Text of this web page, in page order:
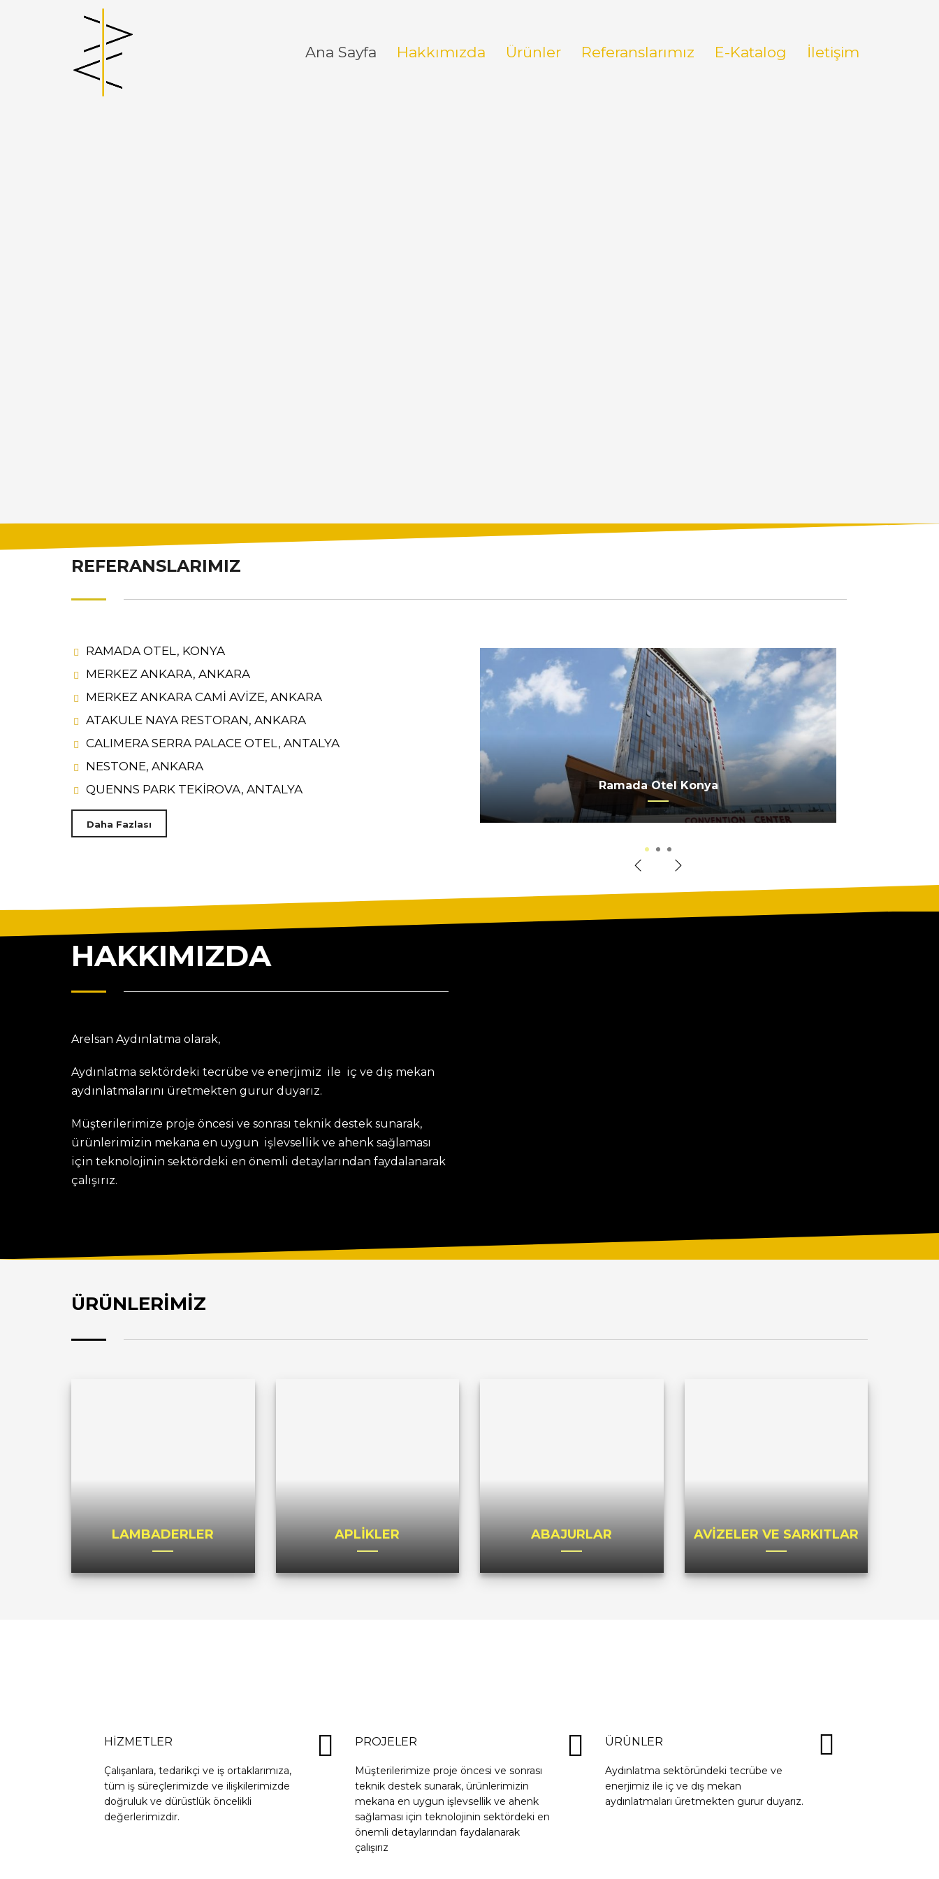
Ana Sayfa Hakkımızda Ürünler Referanslarımız E-Katalog İletişim
REFERANSLARIMIZ
RAMADA OTEL, KONYA
MERKEZ ANKARA, ANKARA
MERKEZ ANKARA CAMİ AVİZE, ANKARA
ATAKULE NAYA RESTORAN, ANKARA
CALIMERA SERRA PALACE OTEL, ANTALYA
NESTONE, ANKARA
QUENNS PARK TEKİROVA, ANTALYA
Daha Fazlası
Ramada Otel Konya
Merkez Ankara
CALIMERA SERRA PALACE OTEL
1 2
HAKKIMIZDA
Arelsan Aydınlatma olarak,
Aydınlatma sektördeki tecrübe ve enerjimiz ile iç ve dış mekan
aydınlatmalarını üretmekten gurur duyarız.
Müşterilerimize proje öncesi ve sonrası teknik destek sunarak,
ürünlerimizin mekana en uygun işlevsellik ve ahenk sağlaması
için teknolojinin sektördeki en önemli detaylarından faydalanarak
çalışırız.
ÜRÜNLERİMİZ
LAMBADERLER APLİKLER ABAJURLAR AVİZELER VE SARKITLAR
HİZMETLER
Çalışanlara, tedarikçi ve iş ortaklarımıza,
tüm iş süreçlerimizde ve ilişkilerimizde
doğruluk ve dürüstlük öncelikli
değerlerimizdir.
PROJELER
Müşterilerimize proje öncesi ve sonrası
teknik destek sunarak, ürünlerimizin
mekana en uygun işlevsellik ve ahenk
sağlaması için teknolojinin sektördeki en
önemli detaylarından faydalanarak
çalışırız
ÜRÜNLER
Aydınlatma sektöründeki tecrübe ve
enerjimiz ile iç ve dış mekan
aydınlatmaları üretmekten gurur duyarız.